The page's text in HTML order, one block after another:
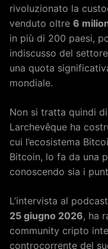
rivoluzionato la
venduto oltre 6
in più di 200 paesi,
indiscusso del
una quota
mondiale.
Non si tratta quindi
Larchevêque ha
cui l’ecosistema
Bitcoin, lo fa da una
conoscendo sia i
L’intervista al podcast
25 giugno 2026, ha
community cripto
controcorrente del